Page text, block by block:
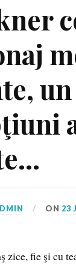
ON 23
zice, fie şi cu